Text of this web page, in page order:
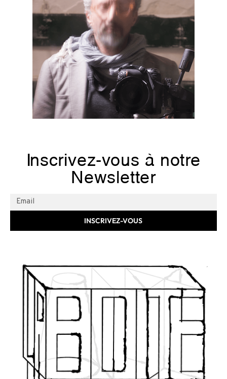
Inscrivez-vous à notre
Newsletter
INSCRIVEZ-VOUS